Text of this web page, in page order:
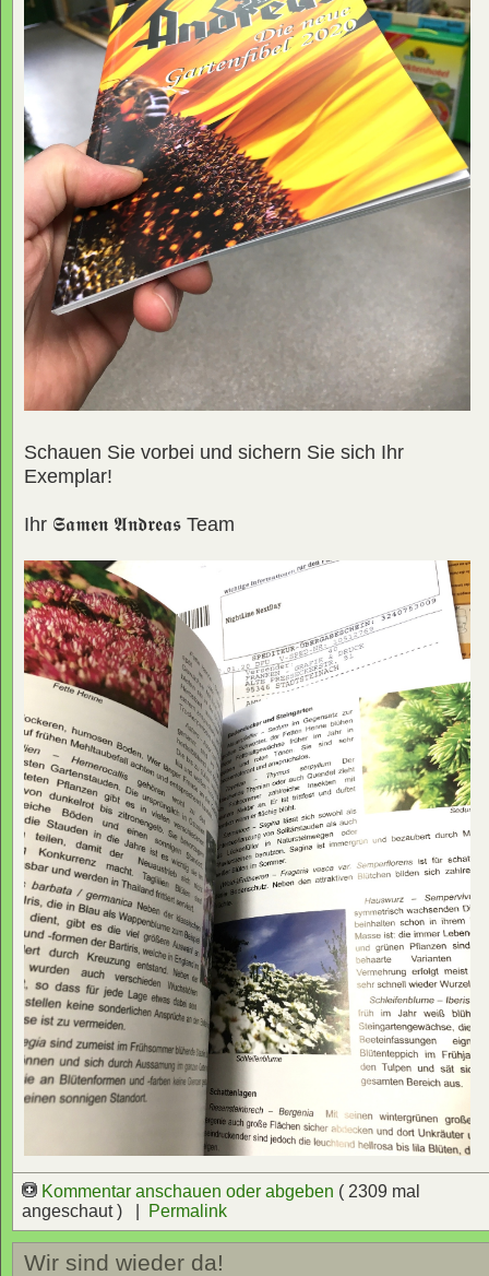
Schauen Sie vorbei und sichern Sie sich Ihr
Exemplar!
Ihr 𝕾𝖆𝖒𝖊𝖓 𝕬𝖓𝖉𝖗𝖊𝖆𝖘 Team
Kommentar anschauen oder abgeben ( 2309 mal
angeschaut ) |
Permalink
Wir sind wieder da!